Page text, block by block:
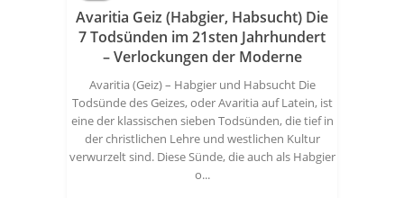
Avaritia Geiz (Habgier, Habsucht) Die
7 Todsünden im 21sten Jahrhundert
– Verlockungen der Moderne
Avaritia (Geiz) – Habgier und Habsucht Die
Todsünde des Geizes, oder Avaritia auf Latein, ist
eine der klassischen sieben Todsünden, die tief in
der christlichen Lehre und westlichen Kultur
verwurzelt sind. Diese Sünde, die auch als Habgier
o...